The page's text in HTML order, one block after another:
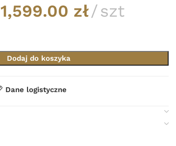
1,599.00 zł szt
Dodaj do koszyka
Dane logistyczne